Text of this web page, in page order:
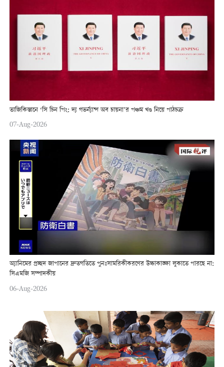
তাজিকিস্তানে ‘সি চিন পিং: দ্য গভর্ন্যান্স অব চায়না’র পঞ্চম খণ্ড নিয়ে পাঠচক্র
07-Aug-2026
অ্যানিমের প্রচ্ছদ জাপানের দ্রুতগতিতে পুনঃসামরিকীকরণের উচ্চাকাঙ্ক্ষা লুকাতে পারছে না:
সিএমজি সম্পাদকীয়
06-Aug-2026